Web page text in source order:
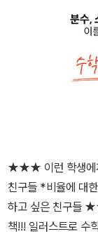
★★★ 이런 학생에
친구들 *비율에 대
하고 싶은 친구들 ★★★ 수학책도 예쁠 수 있다는 것을 증명하는
책!!! 일러스트로 수